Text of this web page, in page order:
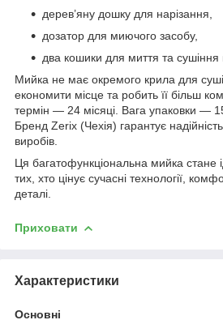
дерев’яну дошку для нарізання,
дозатор для миючого засобу,
два кошики для миття та сушіння
Мийка не має окремого крила для
економити місце та робить її більш
термін — 24 місяці. Вага упаковки —
Бренд Zerix (Чехія) гарантує надійність
виробів.
Ця багатофункціональна мийка
тих, хто цінує сучасні технології,
деталі.
Приховати
Характеристики
Основні